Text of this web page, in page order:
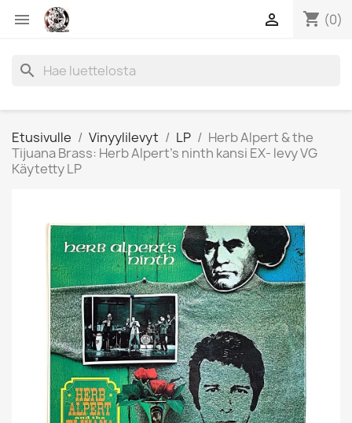
 shopping_cart (0)

search
Etusivulle Vinyylilevyt LP
Herb Alpert & the
Tijuana Brass: Herb Alpert's ninth kansi EX- levy VG
Käytetty LP